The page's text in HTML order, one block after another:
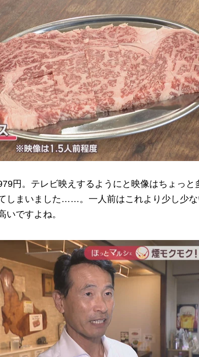
円。テレビ映えするようにと映像はちょっと
しまいました……。一人前はこれより少し少
いですよね。